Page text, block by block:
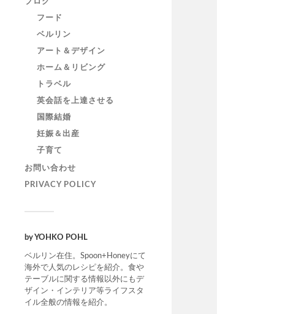
フード
ベルリン
アート＆デザイン
ホーム＆リビング
トラベル
英会話を上達させる
国際結婚
妊娠＆出産
子育て
お問い合わせ
PRIVACY POLICY
by YOHKO POHL
ベルリン在住。Spoon+Honeyにて
海外で人気のレシピを紹介。食や
テーブルに関する情報以外にもデ
ザイン・インテリア等ライフスタ
イル全般の情報を紹介。